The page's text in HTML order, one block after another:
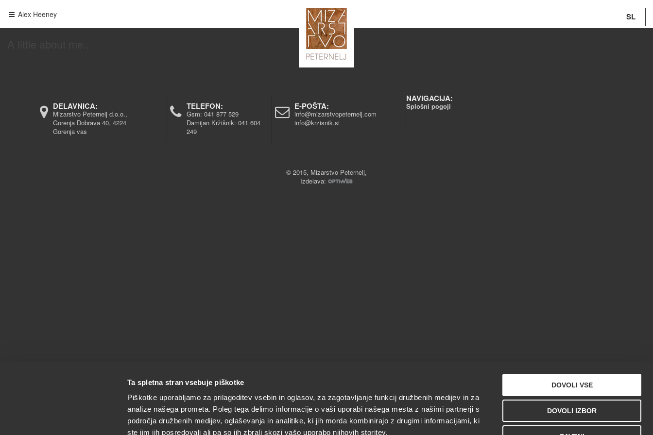
Ta spletna stran vsebuje piškotke
Piškotke uporabljamo za prilagoditev vsebin in oglasov, za zagotavljanje funkcij družbenih medijev in za
analize našega prometa. Poleg tega delimo informacije o vaši uporabi našega mesta z našimi partnerji s
področja družbenih medijev, oglaševanja in analitike, ki jih morda kombinirajo z drugimi informacijami, ki
ste jim jih posredovali ali pa so jih zbrali skozi vašo uporabo njihovih storitev.
DOVOLI VSE
DOVOLI IZBOR
Alex Heeney SL
DELAVNICA:
Mizarstvo Peternelj d.o.o.,
Gorenja Dobrava 40, 4224
Gorenja vas
TELEFON:
Gsm: 041 877 529
Damijan Kržišnik: 041 604
249
E-POŠTA:
info@mizarstvopeternelj.com
info@krzisnik.si
NAVIGACIJA:
Splošni pogoji
© 2015, Mizarstvo Peternelj,
Izdelava: